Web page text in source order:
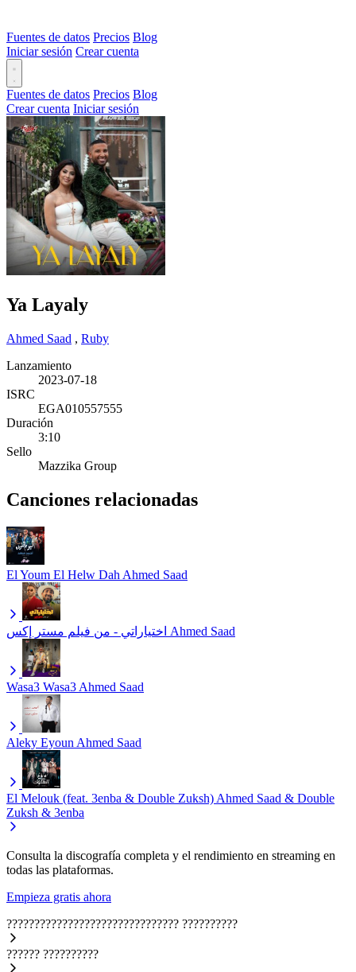
Fuentes de datos Precios Blog
Iniciar sesión Crear cuenta
Fuentes de datos Precios Blog
Crear cuenta Iniciar sesión
Ya Layaly
Ahmed Saad , Ruby
Lanzamiento
2023-07-18
ISRC
EGA010557555
Duración
3:10
Sello
Mazzika Group
Canciones relacionadas
El Youm El Helw Dah Ahmed Saad
اختياراتي - من فيلم مستر إكس Ahmed Saad
Wasa3 Wasa3 Ahmed Saad
Aleky Eyoun Ahmed Saad
El Melouk (feat. 3enba & Double Zuksh) Ahmed Saad & Double
Zuksh & 3enba
Consulta la discografía completa y el rendimiento en streaming en
todas las plataformas.
Empieza gratis ahora
??????????????????????????????? ??????????
?????? ??????????